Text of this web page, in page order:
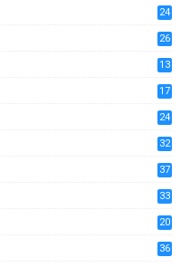
24
26
13
17
24
32
37
33
20
36